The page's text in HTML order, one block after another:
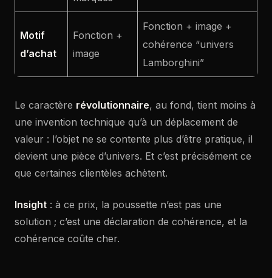
Motif
d’achat
Fonction +
image
Fonction + image +
cohérence “univers
Lamborghini”
Le caractère révolutionnaire, au fond, tient moins à
une invention technique qu’à un déplacement de
valeur : l’objet ne se contente plus d’être pratique, il
devient une pièce d’univers. Et c’est précisément ce
que certaines clientèles achètent.
Insight : à ce prix, la poussette n’est pas une
solution ; c’est une déclaration de cohérence, et la
cohérence coûte cher.